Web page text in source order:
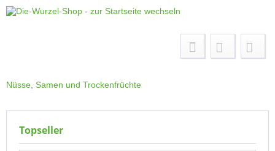
Nüsse, Samen und Trockenfrüchte
Topseller